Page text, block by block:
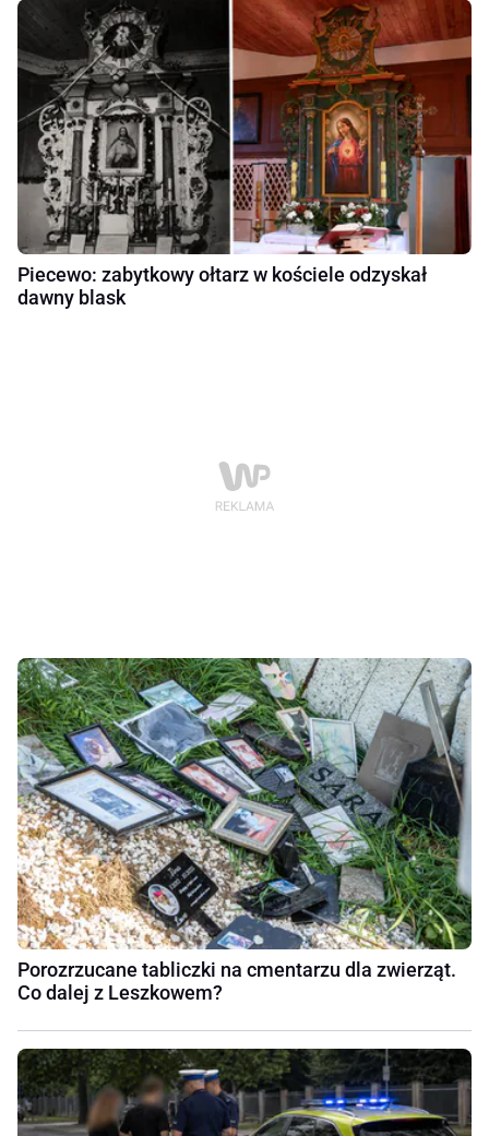
Piecewo: zabytkowy ołtarz w kościele odzyskał
dawny blask
Porozrzucane tabliczki na cmentarzu dla zwierząt.
Co dalej z Leszkowem?